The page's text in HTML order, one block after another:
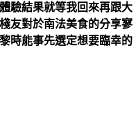
驗結果就等我回來再跟大
友對於南法美食的分享寥
時能事先選定想要臨幸的